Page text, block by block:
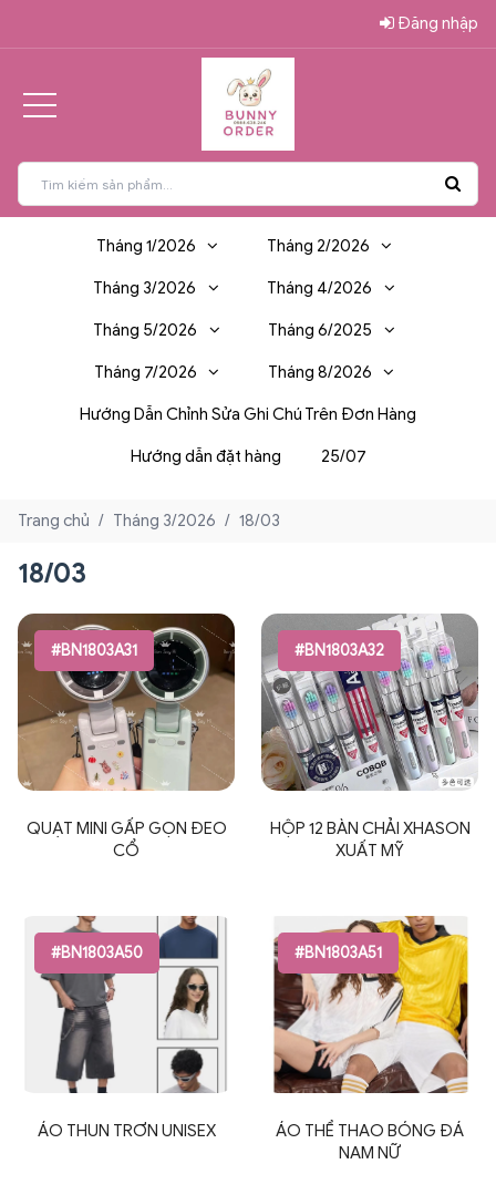
Đăng nhập
Tháng 1/2026 Tháng 2/2026
Tháng 3/2026 Tháng 4/2026
Tháng 5/2026 Tháng 6/2025
Tháng 7/2026 Tháng 8/2026
Hướng Dẫn Chỉnh Sửa Ghi Chú Trên Đơn Hàng
Hướng dẫn đặt hàng 25/07
Trang chủ / Tháng 3/2026 / 18/03
18/03
#BN1803A31
QUẠT MINI GẤP GỌN ĐEO
CỔ
#BN1803A32
HỘP 12 BÀN CHẢI XHASON
XUẤT MỸ
#BN1803A50
ÁO THUN TRƠN UNISEX
#BN1803A51
ÁO THỂ THAO BÓNG ĐÁ
NAM NỮ